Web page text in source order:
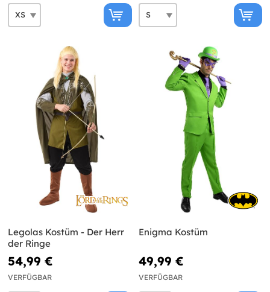
Legolas Kostüm - Der Herr
der Ringe
54,99 €
VERFÜGBAR
Enigma Kostüm
49,99 €
VERFÜGBAR